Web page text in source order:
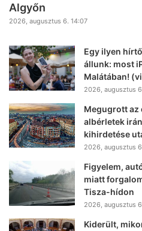
Algyőn
2026, augusztus 6. 14:07
Egy ilyen
állunk: most
Malátában!
2026, augusztus
Megugrott az
albérletek
kihirdetése
2026, augusztus
Figyelem,
miatt
Tisza-hídon
2026, augusztus
Kiderült,